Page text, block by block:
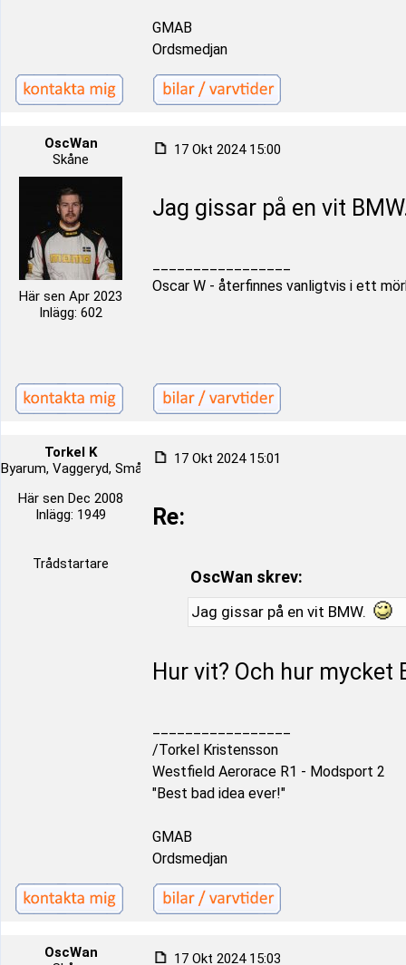
GMAB
Ordsmedjan
OscWan
Skåne
Här sen Apr 2023
Inlägg: 602
17 Okt 2024 15:00
Jag gissar på en vit
Oscar W - återfinnes vanligtvis i ett
Torkel K
Byarum, Vaggeryd, Småland, Sverige
Här sen Dec 2008
Inlägg: 1949
Trådstartare
17 Okt 2024 15:01
Re:
OscWan skrev:
Jag gissar på en vit BMW.
Hur vit? Och hur mycket
/Torkel Kristensson
Westfield Aerorace R1 - Modsport 2
"Best bad idea ever!"
GMAB
Ordsmedjan
OscWan
17 Okt 2024 15:03